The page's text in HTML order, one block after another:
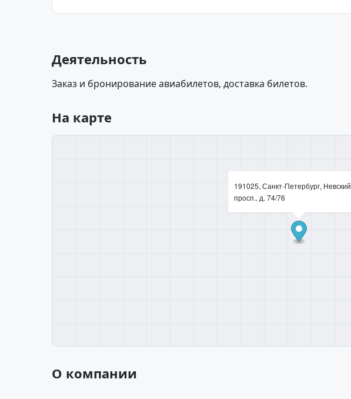
Деятельность
Заказ и бронирование авиабилетов, доставка билетов.
На карте
191025, Санкт-Петербург, Невский
просп., д. 74/76
О компании